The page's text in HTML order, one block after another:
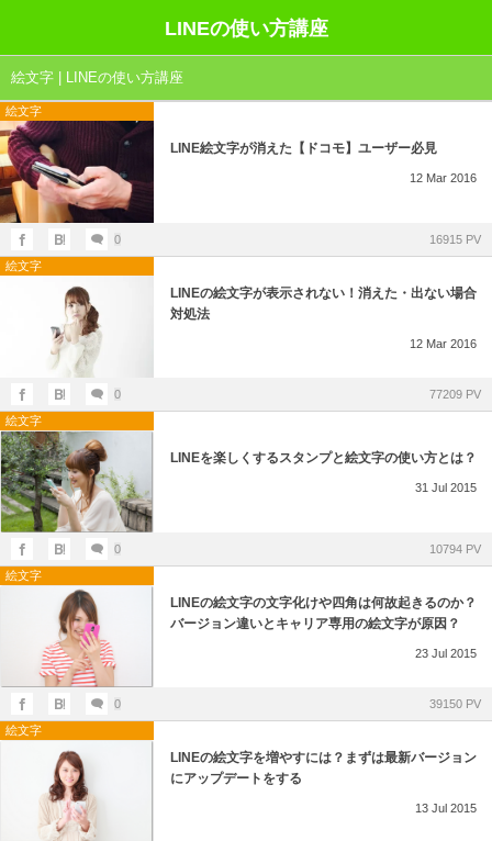
LINEの使い方講座
絵文字 | LINEの使い方講座
絵文字
LINE絵文字が消えた【ドコモ】ユーザー必見
12 Mar 2016
0
16915 PV
絵文字
LINEの絵文字が表示されない！消えた・出ない場合
対処法
12 Mar 2016
0
77209 PV
絵文字
LINEを楽しくするスタンプと絵文字の使い方とは？
31 Jul 2015
0
10794 PV
絵文字
LINEの絵文字の文字化けや四角は何故起きるのか？
バージョン違いとキャリア専用の絵文字が原因？
23 Jul 2015
0
39150 PV
絵文字
LINEの絵文字を増やすには？まずは最新バージョン
にアップデートをする
13 Jul 2015